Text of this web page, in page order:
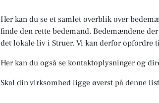
Her kan du se et samlet overblik over
finde den rette bedemand. Bedemændene
det lokale liv i Struer. Vi kan derfor opfordre
Her kan du også se kontaktoplysninger og
Skal din virksomhed ligge øverst på denne